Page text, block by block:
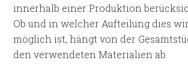
innerhalb einer Produktion
Ob und in welcher Aufteilung dies
möglich ist, hängt von der
den verwendeten Materialien ab.